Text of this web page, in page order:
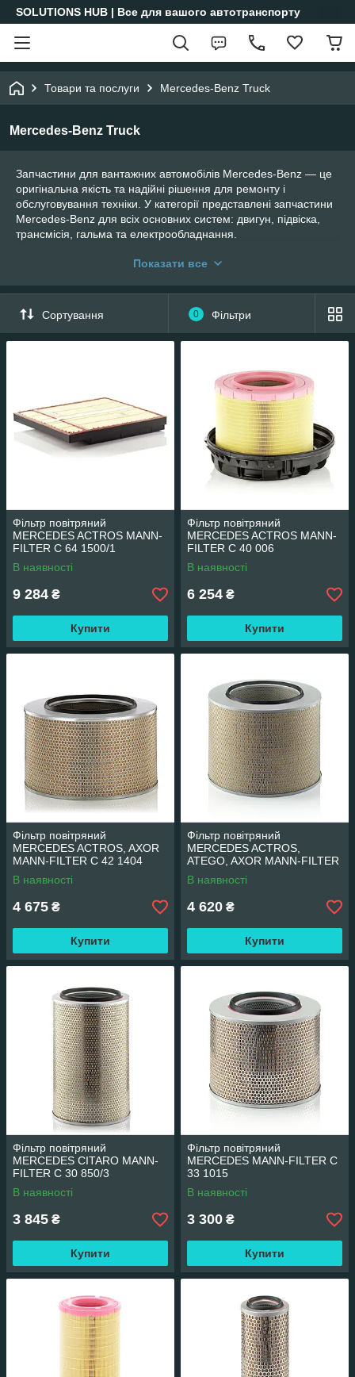
SOLUTIONS HUB | Все для вашого автотранспорту
Товари та послуги Mercedes-Benz Truck
Mercedes-Benz Truck
Запчастини для вантажних автомобілів Mercedes-Benz — це
оригінальна якість та надійні рішення для ремонту і
обслуговування техніки. У категорії представлені запчастини
Mercedes-Benz для всіх основних систем: двигун, підвіска,
трансмісія, гальма та електрообладнання.
виробника, з гарантією та повною сумісністю. Більшість
допомагають мінімізувати простої техніки та зберегти
ефективність бізнесу.
Показати все
Сортування 0 Фільтри
Фільтр повітряний
MERCEDES ACTROS MANN-
FILTER C 64 1500/1
В наявності
9 284 ₴
Купити
Фільтр повітряний
MERCEDES ACTROS MANN-
FILTER C 40 006
В наявності
6 254 ₴
Купити
Фільтр повітряний
MERCEDES ACTROS, AXOR
MANN-FILTER C 42 1404
В наявності
4 675 ₴
Купити
Фільтр повітряний
MERCEDES ACTROS,
ATEGO, AXOR MANN-FILTER
C 42 1729
В наявності
4 620 ₴
Купити
Фільтр повітряний
MERCEDES CITARO MANN-
FILTER C 30 850/3
В наявності
3 845 ₴
Купити
Фільтр повітряний
MERCEDES MANN-FILTER C
33 1015
В наявності
3 300 ₴
Купити